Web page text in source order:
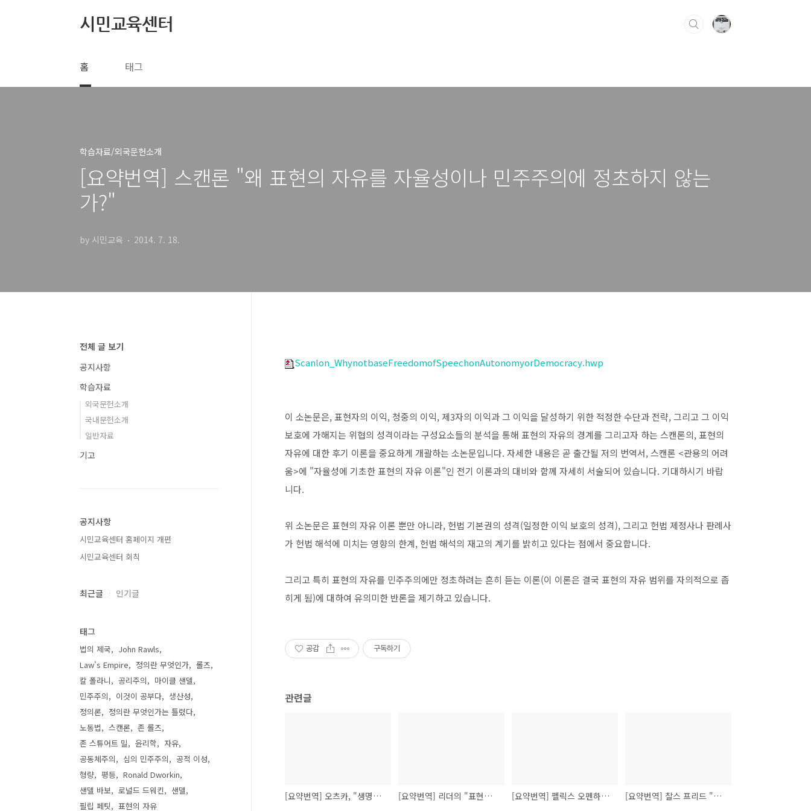
시민교육센터
홈 태그
학습자료/외국문헌소개
[요약번역] 스캔론 "왜 표현의 자유를 자율성이나 민주주의에 정초하지 않는
가?"
by 시민교육 2014. 7. 18.
Scanlon_WhynotbaseFreedomofSpeechonAutonomyorDemocracy.hwp
이 소논문은, 표현자의 이익, 청중의 이익, 제3자의 이익과 그 이익을 달성하기 위한 적정한 수단과 전략, 그리고 그 이익
보호에 가해지는 위협의 성격이라는 구성요소들의 분석을 통해 표현의 자유의 경계를 그리고자 하는 스캔론의, 표현의
자유에 대한 후기 이론을 중요하게 개괄하는 소논문입니다. 자세한 내용은 곧 출간될 저의 번역서, 스캔론 <관용의 어려
움>에 "자율성에 기초한 표현의 자유 이론"인 전기 이론과의 대비와 함께 자세히 서술되어 있습니다. 기대하시기 바랍
니다.
위 소논문은 표현의 자유 이론 뿐만 아니라, 헌법 기본권의 성격(일정한 이익 보호의 성격), 그리고 헌법 제정사나 판례사
가 헌법 해석에 미치는 영향의 한계, 헌법 해석의 재고의 계기를 밝히고 있다는 점에서 중요합니다.
그리고 특히 표현의 자유를 민주주의에만 정초하려는 흔히 듣는 이론(이 이론은 결국 표현의 자유 범위를 자의적으로 좁
히게 됨)에 대하여 유의미한 반론을 제기하고 있습니다.
공감 구독하기
관련글
[요약번역] 오츠카, "생명들 구하기, 도덕 이론과 개인의 권리주장" [요약번역] 리더의 "표현의 자유와 법과 정치 이론에서 불법행위 옹호" [요약번역] 펠릭스 오펜하임 "공익과 사익" [요약번역] 찰스 프리드 "이익의 두 개념"
전체 글 보기
공지사항
학습자료
외국문헌소개
국내문헌소개
일반자료
기고
공지사항
시민교육센터 홈페이지 개편
시민교육센터 회칙
최근글 인기글
태그
법의 제국
John Rawls
Law's Empire
정의란 무엇인가
롤즈
칼 폴라니
공리주의
마이클 샌델
민주주의
이것이 공부다
생산성
정의론
정의란 무엇인가는 틀렸다
노동법
스캔론
존 롤즈
존 스튜어트 밀
윤리학
자유
공동체주의
심의 민주주의
공적 이성
형량
평등
Ronald Dworkin
샌델 바보
로널드 드워킨
샌델
필립 페팃
표현의 자유